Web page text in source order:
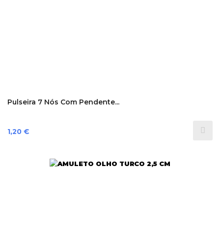
Pulseira 7 Nós Com Pendente...
Preço
1,20 €